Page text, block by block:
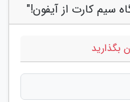
سیم کارت از آیفون!"
بگذارید